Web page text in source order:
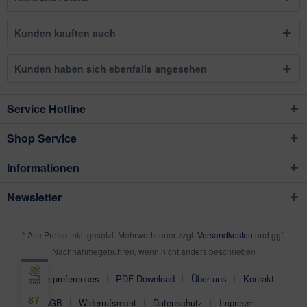
Kunden kauften auch
Kunden haben sich ebenfalls angesehen
Service Hotline
Shop Service
Informationen
Newsletter
* Alle Preise inkl. gesetzl. Mehrwertsteuer zzgl. Versandkosten und ggf.
Nachnahmegebühren, wenn nicht anders beschrieben
Cookie preferences PDF-Download Über uns
Kontakt
AGB
Widerrufsrecht Datenschutz Impressum
87